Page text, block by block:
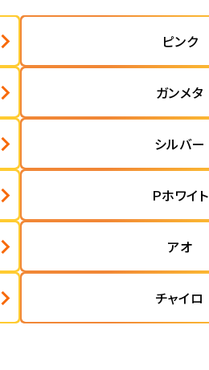
ピンク
ガンメタ
シルバー
Ｐホワイト
アオ
チャイロ